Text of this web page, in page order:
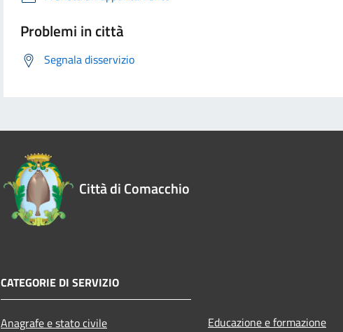
Problemi in città
Segnala disservizio
Città di Comacchio
CATEGORIE DI SERVIZIO
Anagrafe e stato civile
Educazione e formazione